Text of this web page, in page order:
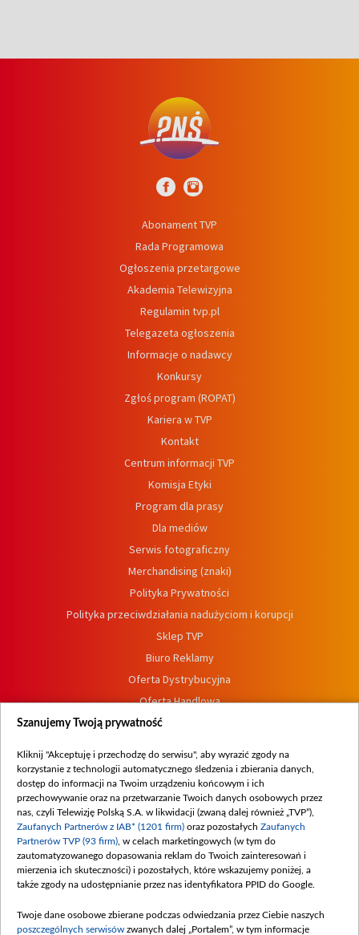
Abonament TVP
Rada Programowa
Ogłoszenia przetargowe
Akademia Telewizyjna
Regulamin tvp.pl
Telegazeta ogłoszenia
Informacje o nadawcy
Konkursy
Zgłoś program (ROPAT)
Kariera w TVP
Kontakt
Centrum informacji TVP
Komisja Etyki
Program dla prasy
Dla mediów
Serwis fotograficzny
Merchandising (znaki)
Polityka Prywatności
Polityka przeciwdziałania nadużyciom i korupcji
Sklep TVP
Biuro Reklamy
Oferta Dystrybucyjna
Oferta Handlowa
Dostępność
Procedura zgłoszeń wewnętrznych
Szanujemy Twoją prywatność
Kliknij "Akceptuję i przechodzę do serwisu", aby wyrazić zgody na
korzystanie z technologii automatycznego śledzenia i zbierania danych,
dostęp do informacji na Twoim urządzeniu końcowym i ich
przechowywanie oraz na przetwarzanie Twoich danych osobowych przez
nas, czyli Telewizję Polską S.A. w likwidacji (zwaną dalej również „TVP”),
Zaufanych Partnerów z IAB* (1201 firm) oraz pozostałych Zaufanych
Partnerów TVP (93 firm) , w celach marketingowych (w tym do
zautomatyzowanego dopasowania reklam do Twoich zainteresowań i
mierzenia ich skuteczności) i pozostałych, które wskazujemy poniżej, a
także zgody na udostępnianie przez nas identyfikatora PPID do Google.
Twoje dane osobowe zbierane podczas odwiedzania przez Ciebie naszych
poszczególnych serwisów zwanych dalej „Portalem”, w tym informacje